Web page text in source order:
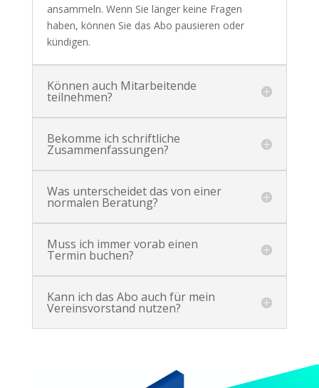
ansammeln. Wenn Sie länger keine Fragen
haben, können Sie das Abo pausieren oder
kündigen.
Können auch Mitarbeitende
teilnehmen?
Bekomme ich schriftliche
Zusammenfassungen?
Was unterscheidet das von einer
normalen Beratung?
Muss ich immer vorab einen
Termin buchen?
Kann ich das Abo auch für mein
Vereinsvorstand nutzen?